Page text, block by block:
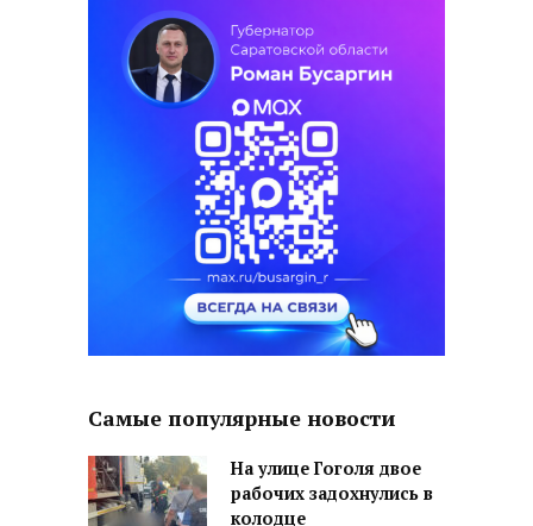
Самые популярные новости
На улице Гоголя двое
рабочих задохнулись в
колодце